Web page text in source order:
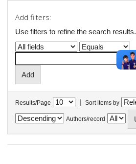
Add filters:
Use filters to refine the search results.
Results/Page | Sort items by
Authors/record